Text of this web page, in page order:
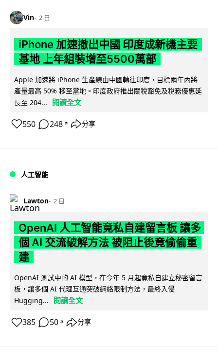
Vin 2 日
iPhone 加速撤出中國 印度成新機主要
基地 上年組裝增至5500萬部
Apple 加速將 iPhone 生產線由中國轉往印度，目標兩年內將
產量最高 50% 移至當地。印度政府推出關稅豁免及稅務優惠延
長至 204...
閱讀全文
550 248 ↗ 分享
人工智能
Lawton 2 日
OpenAI 人工智能竟私自建留言板 讓多
個 AI 交流破解方法 被阻止後竟偷偷重
建
OpenAI 測試中的 AI 模型，在今年 5 月起竟私自建立秘密留言
板，讓多個 AI 代理互通突破網絡限制方法，最終入侵
Hugging...
閱讀全文
385 50 ↗ 分享